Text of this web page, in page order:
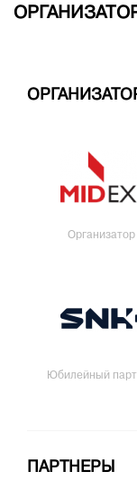
Организатор
Юбилейный
ПАРТНЕРЫ